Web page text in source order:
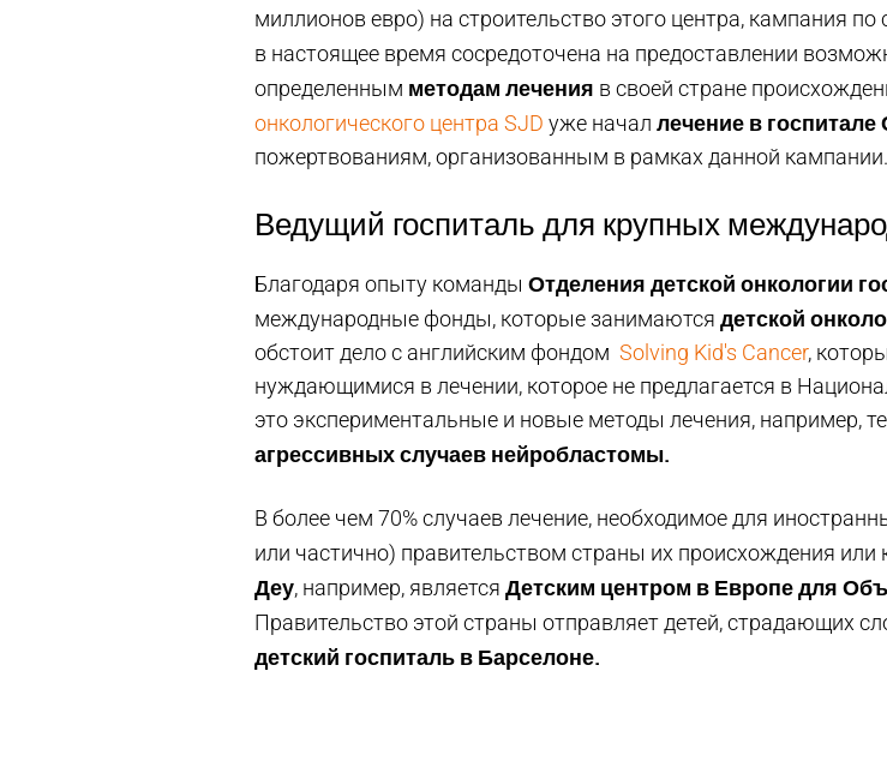
миллионов евро) на строительство этого центра, кампания
в настоящее время сосредоточена на предоставлении
определенным методам лечения в своей стране
онкологического центра SJD уже начал лечение в
пожертвованиям, организованным в рамках данной кампании.
Ведущий госпиталь для крупных
Благодаря опыту команды Отделения детской онкологии
международные фонды, которые занимаются детской
обстоит дело с английским фондом Solving Kid's Cancer,
нуждающимися в лечении, которое не предлагается в
это экспериментальные и новые методы лечения, например,
агрессивных случаев нейробластомы.
В более чем 70% случаев лечение, необходимое для
или частично) правительством страны их происхождения
Деу, например, является Детским центром в Европе для
Правительство этой страны отправляет детей, страдающих
детский госпиталь в Барселоне.